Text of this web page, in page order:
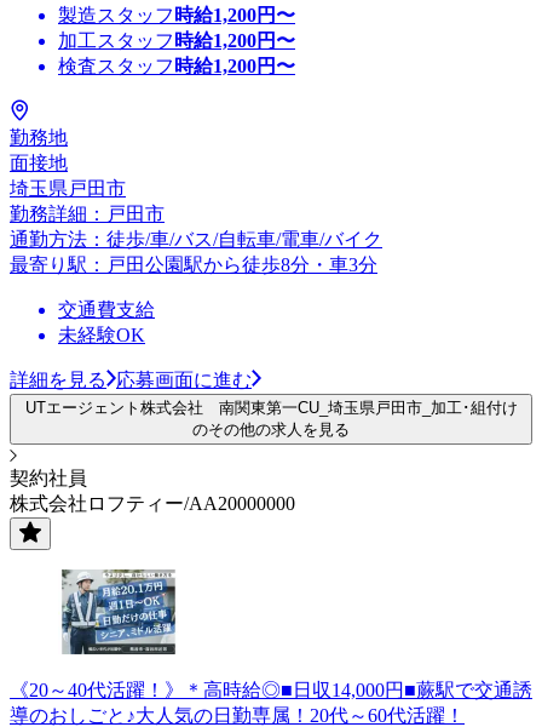
製造スタッフ 時給1,200円〜
加工スタッフ 時給1,200円〜
検査スタッフ 時給1,200円〜
勤務地
面接地
埼玉県戸田市
勤務詳細：戸田市
通勤方法：徒歩/車/バス/自転車/電車/バイク
最寄り駅：戸田公園駅から徒歩8分・車3分
交通費支給
未経験OK
詳細を見る 応募画面に進む
UTエージェント株式会社 南関東第一CU_埼玉県戸田市_加工･組付け
のその他の求人を見る
契約社員
株式会社ロフティー/AA20000000
《20～40代活躍！》＊高時給◎■日収14,000円■蕨駅で交通誘
導のおしごと♪大人気の日勤専属！20代～60代活躍！